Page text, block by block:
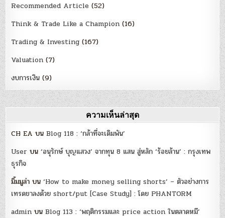
Recommended Article (52)
Think & Trade Like a Champion (16)
Trading & Investing (167)
Valuation (7)
งบการเงิน (9)
ความเห็นล่าสุด
CH EA บนBlog 118 : ‘กล้าที่จะเดิมพัน’
User บน‘อนุรักษ์ บุญแสวง’ จากทุน 8 แสน สู่หลัก ‘ร้อยล้าน’ : กรุงเทพ
ธุรกิจ
มิ้มมูล่า บน‘How to make money selling shorts’ – ตัวอย่างการ
เทรดขาลงด้วย short/put [Case Study] : โดย PHANTORM
admin บนBlog 113 : ‘พฤติกรรมและ price action ในตลาดหมี’